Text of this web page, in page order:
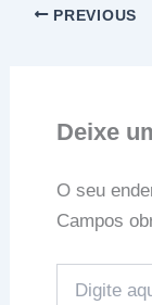
PREVIOUS
Deixe
O seu
Campos
aqui...